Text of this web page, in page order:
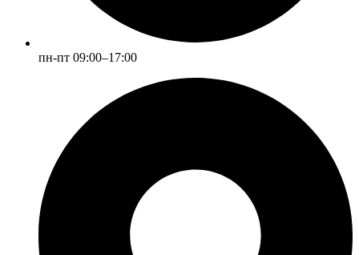
пн-пт 09:00–17:00